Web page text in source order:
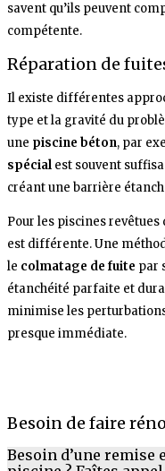
savent qu’ils peuvent
compétente.
Réparation de
Il existe différentes
type et la gravité du
une piscine béton, par
spécial est souvent
créant une barrière
Pour les piscines revêtues
est différente. Une
le colmatage de fuite par
étanchéité parfaite et
minimise les
presque immédiate.
Besoin de faire
Besoin d’une remise